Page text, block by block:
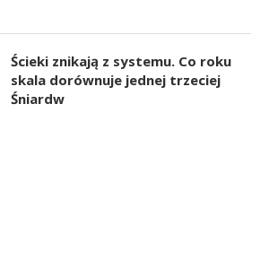
Ścieki znikają z systemu. Co roku
skala dorównuje jednej trzeciej
Śniardw